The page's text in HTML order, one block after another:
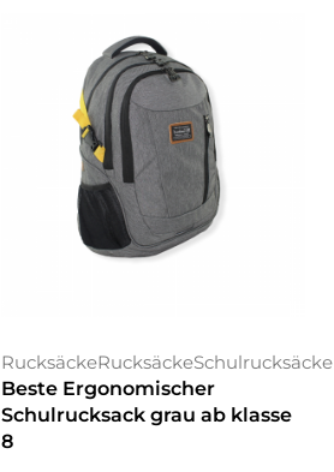
RucksäckeRucksäckeSchulrucksäcke
Beste Ergonomischer
Schulrucksack grau ab klasse
8